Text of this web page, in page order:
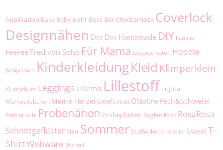
Applikation Baby Babyleicht Bora Bär Checkerhose Coverlock
Designnähen Din Din Handmade DIY Familie
FeeFee Fred von Soho Für Mama Gesprächsstoff Hoodie
Jungskram KinderkleidungKleid Klimperklein
Kluntjebunt Leggings Lillemo Lillestoff Lupita
Mamasliebchen Meine Herzenswelt Nicki Ottobre Pech&Schwefel
Petit et Jolie Probenähen Probeplotten Raglan Rock RosaRosa
Schnittgeflüster Shirt Sommer Stoffonkel Strampler SweatT-
ShirtWebware Wichtel